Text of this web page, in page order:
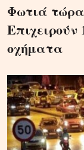
Φωτιά
Επιχειρούν
οχήματα